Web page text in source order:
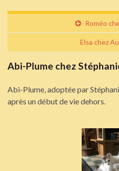
Roméo
Elsa chez
Abi-Plume chez
Abi-Plume, adoptée par
après un début de vie dehors.